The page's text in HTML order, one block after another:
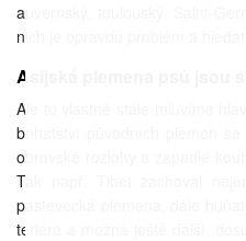
auvernský, toulouský, Saint-
nich je opravdu problém a
Asijská plemena psů jsou
Ale to vlastně stále mluvíme
bohatství původních plemen
obrovské rozlohy a zapadlé
Tak např. Tibet zachoval
pastevecká plemena, dále
teriéra a možná ještě další,